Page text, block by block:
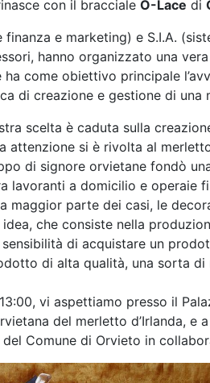
con il bracciale O-Lace di
e marketing) e S.I.A.
hanno organizzato una
come obiettivo principale
di creazione e gestione di una
scelta è caduta sulla
attenzione si è rivolta al
di signore orvietane fondò
lavoranti a domicilio e
maggior parte dei casi, le
che consiste nella
di acquistare un
di alta qualità, una sorta
vi aspettiamo presso il
del merletto d’Irlanda,
Comune di Orvieto in